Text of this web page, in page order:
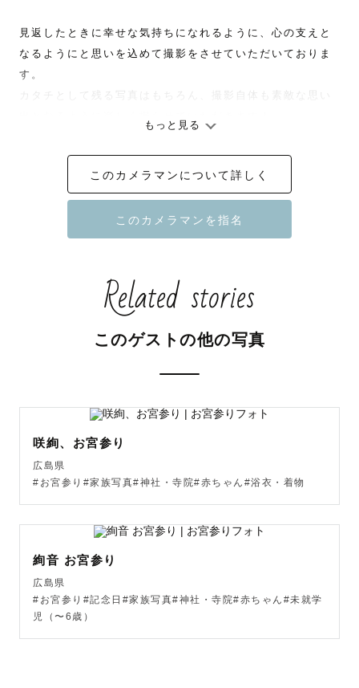
見返したときに幸せな気持ちになれるように、心の支えと
なるようにと思いを込めて撮影をさせていただいておりま
す。
カタチとして残る写真はもちろん、撮影自体も素敵な思い
【撮影について】
表情にこだわって撮影いたします 。
ゲスト様のご希望に沿えるよう事前にZoomやLINEなどで
打ち合わせをさせていただきますので、
費無料です。
その他の地域に関しましては交通費が3000円を超える場合
また、交通費のご相談をいただけましたら全国出張可能で
す！
【ご予約について】
もっと見る
このカメラマンについて詳しく
Related stories
このゲストの他の写真
咲絢、お宮参り
広島県
#お宮参り#家族写真#神社・寺院#赤ちゃん#浴衣・着物
絢音 お宮参り
広島県
#お宮参り#記念日#家族写真#神社・寺院#赤ちゃん#未就学
児（〜6歳）